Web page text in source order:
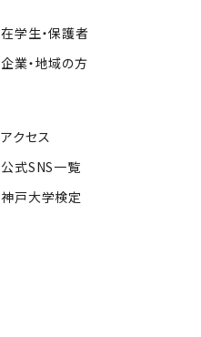
在学生・保護者
企業・地域の方
アクセス
公式SNS一覧
神戸大学検定